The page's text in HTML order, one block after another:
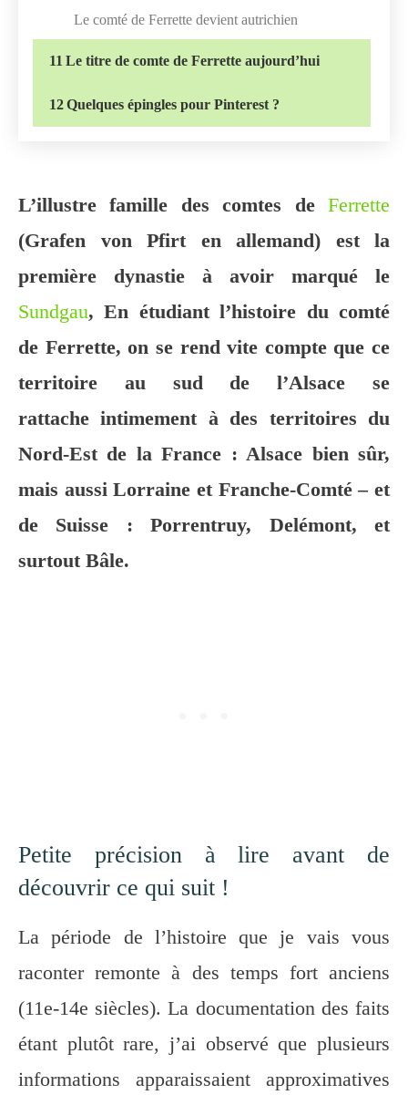
Le comté de Ferrette devient autrichien
11 Le titre de comte de Ferrette aujourd’hui
12Quelques épingles pour Pinterest ?
L’illustre famille des comtes de Ferrette
(Grafen von Pfirt en allemand) est la
première dynastie à avoir marqué le
Sundgau, En étudiant l’histoire du comté
de Ferrette, on se rend vite compte que ce
territoire au sud de l’Alsace se
rattache intimement à des territoires du
Nord-Est de la France : Alsace bien sûr,
mais aussi Lorraine et Franche-Comté – et
de Suisse : Porrentruy, Delémont, et
surtout Bâle.
Petite précision à lire avant de
découvrir ce qui suit !
La période de l’histoire que je vais vous
raconter remonte à des temps fort anciens
(11e-14e siècles). La documentation des faits
étant plutôt rare, j’ai observé que plusieurs
informations apparaissaient approximatives